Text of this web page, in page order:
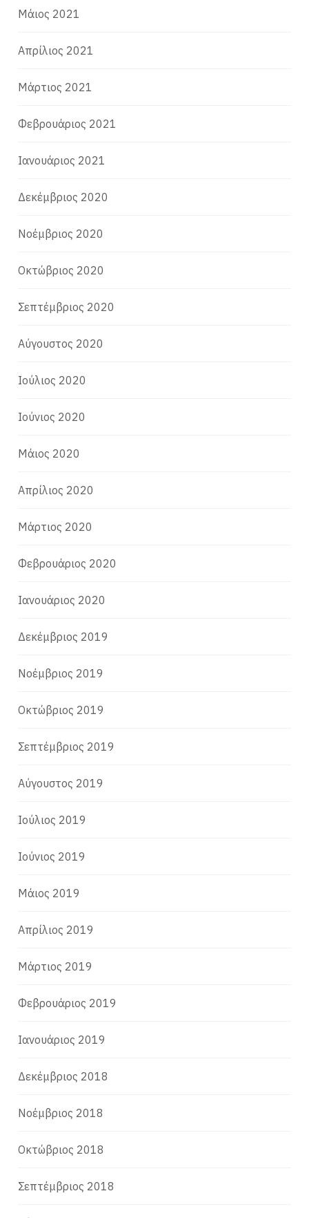
Μάιος 2021
Απρίλιος 2021
Μάρτιος 2021
Φεβρουάριος 2021
Ιανουάριος 2021
Δεκέμβριος 2020
Νοέμβριος 2020
Οκτώβριος 2020
Σεπτέμβριος 2020
Αύγουστος 2020
Ιούλιος 2020
Ιούνιος 2020
Μάιος 2020
Απρίλιος 2020
Μάρτιος 2020
Φεβρουάριος 2020
Ιανουάριος 2020
Δεκέμβριος 2019
Νοέμβριος 2019
Οκτώβριος 2019
Σεπτέμβριος 2019
Αύγουστος 2019
Ιούλιος 2019
Ιούνιος 2019
Μάιος 2019
Απρίλιος 2019
Μάρτιος 2019
Φεβρουάριος 2019
Ιανουάριος 2019
Δεκέμβριος 2018
Νοέμβριος 2018
Οκτώβριος 2018
Σεπτέμβριος 2018